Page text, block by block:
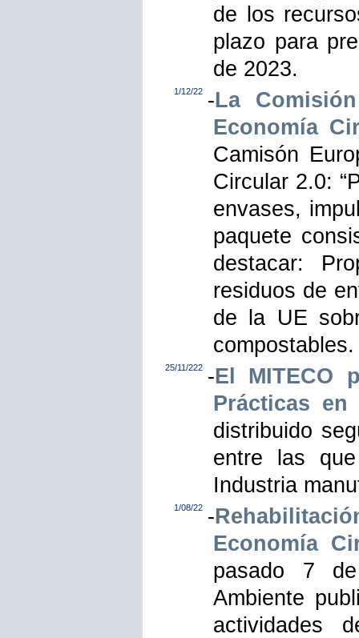
de los
plazo para
de 2023.
1/12/22 -La
Economía
Camisón
Circular 2.0:
envases,
paquete
destacar:
residuos de
de la UE
compostables.
25/11/222 -El MITECO
Prácticas en
distribuido
entre las
Industria
1/08/22 -
Economía
pasado 7
Ambiente
actividades